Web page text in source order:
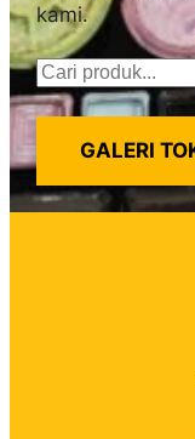
kami.
Pencarian
GALERI